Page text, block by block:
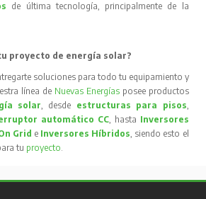
de última tecnología, principalmente de la
proyecto de energía solar?
soluciones para todo tu equipamiento y
línea de Nuevas Energíasposee productos
solar, desde estructuras para pisos,
automático CC, hasta Inversores
Grid e Inversores Híbridos, siendo esto el
tu proyecto.